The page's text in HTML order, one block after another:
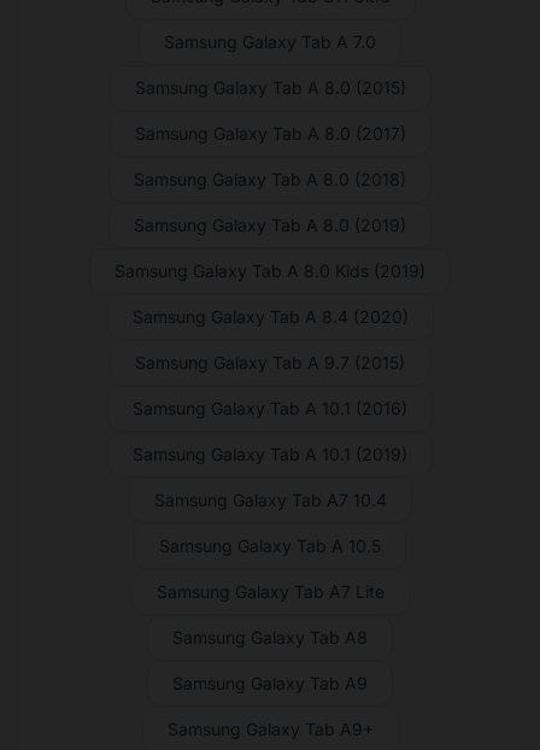
Samsung Galaxy Tab A 7.0
Samsung Galaxy Tab A 8.0 (2015)
Samsung Galaxy Tab A 8.0 (2017)
Samsung Galaxy Tab A 8.0 (2018)
Samsung Galaxy Tab A 8.0 (2019)
Samsung Galaxy Tab A 8.0 Kids (2019)
Samsung Galaxy Tab A 8.4 (2020)
Samsung Galaxy Tab A 9.7 (2015)
Samsung Galaxy Tab A 10.1 (2016)
Samsung Galaxy Tab A 10.1 (2019)
Samsung Galaxy Tab A7 10.4
Samsung Galaxy Tab A 10.5
Samsung Galaxy Tab A7 Lite
Samsung Galaxy Tab A8
Samsung Galaxy Tab A9
Samsung Galaxy Tab A9+